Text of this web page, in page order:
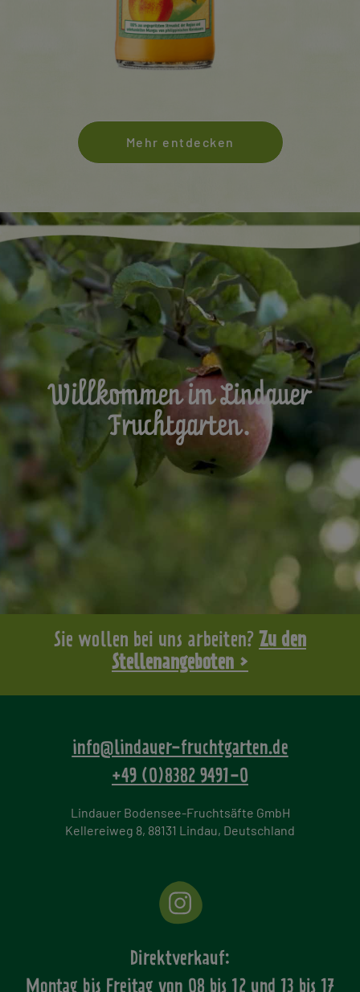
Mehr entdecken
Willkommen im Lindauer
Fruchtgarten.
Sie wollen bei uns arbeiten? Zu den
Stellenangeboten >
info@lindauer-fruchtgarten.de
+49 (0)8382 9491-0
Lindauer Bodensee-Fruchtsäfte GmbH
Kellereiweg 8, 88131 Lindau, Deutschland
Direktverkauf:
Montag bis Freitag von 08 bis 12 und 13 bis 17